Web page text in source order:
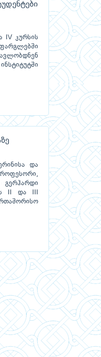
IV კურსის
და
გერჰარდი
II და III